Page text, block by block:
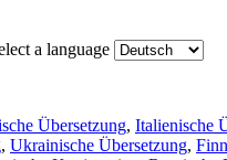
a language
Übersetzung, Italienische
, Ukrainische Übersetzung,